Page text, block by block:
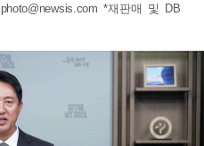
photo@newsis.com *재판매 및 DB